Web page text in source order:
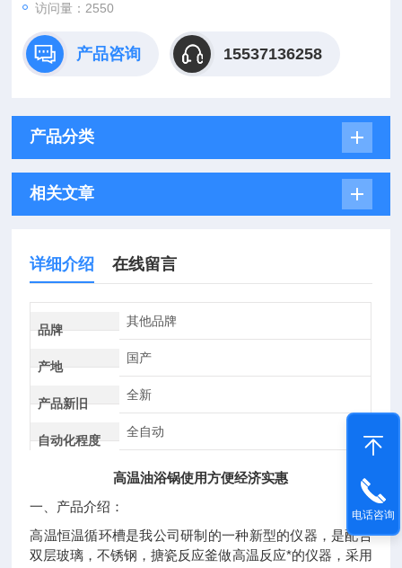
访问量：2550
产品咨询 15537136258
产品分类
相关文章
详细介绍 在线留言
品牌
其他品牌
产地
国产
产品新旧
全新
自动化程度
全自动
高温油浴锅使用方便经济实惠
一、产品介绍：
高温恒温循环槽是我公司研制的一种新型的仪器，是配合
双层玻璃，不锈钢，搪瓷反应釜做高温反应*的仪器，采用
电话咨询